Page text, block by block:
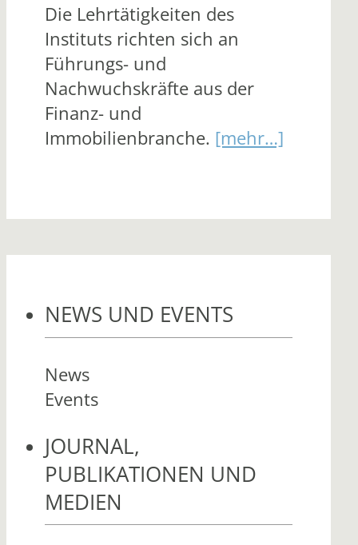
Die Lehrtätigkeiten des
Instituts richten sich an
Führungs- und
Nachwuchskräfte aus der
Finanz- und
Immobilienbranche. [mehr…]
NEWS UND EVENTS
News
Events
JOURNAL,
PUBLIKATIONEN UND
MEDIEN